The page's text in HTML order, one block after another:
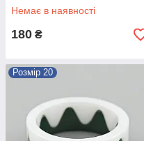
Немає в наявності
180 ₴
Розмір 20